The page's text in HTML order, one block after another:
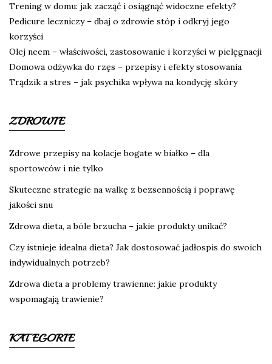
Trening w domu: jak zacząć i osiągnąć widoczne efekty?
Pedicure leczniczy – dbaj o zdrowie stóp i odkryj jego
korzyści
Olej neem – właściwości, zastosowanie i korzyści w pielęgnacji
Domowa odżywka do rzęs – przepisy i efekty stosowania
Trądzik a stres – jak psychika wpływa na kondycję skóry
ZDROWIE
Zdrowe przepisy na kolacje bogate w białko – dla
sportowców i nie tylko
Skuteczne strategie na walkę z bezsennością i poprawę
jakości snu
Zdrowa dieta, a bóle brzucha – jakie produkty unikać?
Czy istnieje idealna dieta? Jak dostosować jadłospis do swoich
indywidualnych potrzeb?
Zdrowa dieta a problemy trawienne: jakie produkty
wspomagają trawienie?
KATEGORIE